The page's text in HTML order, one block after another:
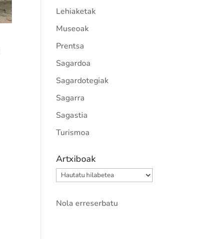
Lehiaketak
Museoak
Prentsa
Sagardoa
Sagardotegiak
Sagarra
Sagastia
Turismoa
Artxiboak
Artxiboak
Nola erreserbatu